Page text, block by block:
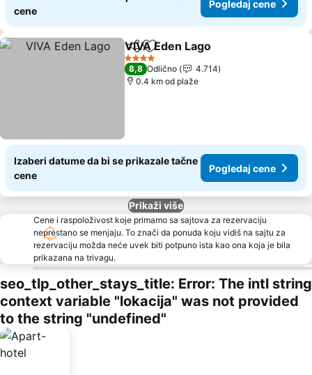
cene
Pogledaj cene
Deli Dodati u favorite
VIVA Eden Lago
4 Zvezdice
8,8 Odlično
4.714
0.4 km od plaže
Izaberi datume da bi se prikazale tačne
cene
Pogledaj cene
Prikaži više
Cene i raspoloživost koje primamo sa sajtova za rezervaciju
neprestano se menjaju. To znači da ponuda koju vidiš na sajtu za
rezervaciju možda neće uvek biti potpuno ista kao ona koja je bila
prikazana na trivagu.
seo_tlp_other_stays_title: Error: The intl string
context variable "lokacija" was not provided
to the string "undefined"